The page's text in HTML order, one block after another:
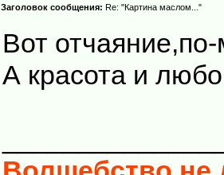
Заголовок сообщения: Re: "Картина маслом..."
Вот
А красота и